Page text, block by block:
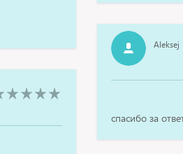
Aleksej
спасибо за